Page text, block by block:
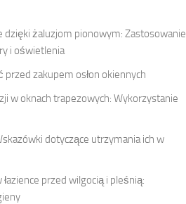
dzięki żaluzjom pionowym: Zastosowanie
i oświetlenia
zakupem osłon okiennych
w oknach trapezowych: Wykorzystanie
dotyczące utrzymania ich w
przed wilgocią i pleśnią: